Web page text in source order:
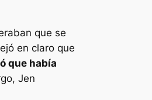
que se
en claro que
que había
Jen